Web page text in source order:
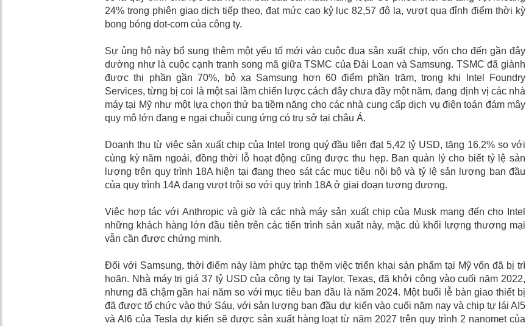
24% trong phiên giao dịch tiếp theo, đạt mức cao kỷ lục 82,57 đô la, vượt qua đỉnh điểm thời kỳ
bong bóng dot-com của công ty.
Sự ủng hộ này bổ sung thêm một yếu tố mới vào cuộc đua sản xuất chip, vốn cho đến gần đây
dường như là cuộc cạnh tranh song mã giữa TSMC của Đài Loan và Samsung. TSMC đã giành
được thị phần gần 70%, bỏ xa Samsung hơn 60 điểm phần trăm, trong khi Intel Foundry
Services, từng bị coi là một sai lầm chiến lược cách đây chưa đầy một năm, đang định vị các nhà
máy tại Mỹ như một lựa chọn thứ ba tiềm năng cho các nhà cung cấp dịch vụ điện toán đám mây
quy mô lớn đang e ngại chuỗi cung ứng có trụ sở tại châu Á.
Doanh thu từ việc sản xuất chip của Intel trong quý đầu tiên đạt 5,42 tỷ USD, tăng 16,2% so với
cùng kỳ năm ngoái, đồng thời lỗ hoạt động cũng được thu hẹp. Ban quản lý cho biết tỷ lệ sản
lượng trên quy trình 18A hiện tại đang theo sát các mục tiêu nội bộ và tỷ lệ sản lượng ban đầu
của quy trình 14A đang vượt trội so với quy trình 18A ở giai đoạn tương đương.
Việc hợp tác với Anthropic và giờ là các nhà máy sản xuất chip của Musk mang đến cho Intel
những khách hàng lớn đầu tiên trên các tiến trình sản xuất này, mặc dù khối lượng thương mại
vẫn cần được chứng minh.
Đối với Samsung, thời điểm này làm phức tạp thêm việc triển khai sản phẩm tại Mỹ vốn đã bị trì
hoãn. Nhà máy trị giá 37 tỷ USD của công ty tại Taylor, Texas, đã khởi công vào cuối năm 2022,
nhưng đã chậm gần hai năm so với mục tiêu ban đầu là năm 2024. Một buổi lễ bàn giao thiết bị
đã được tổ chức vào thứ Sáu, với sản lượng ban đầu dự kiến ​​vào cuối năm nay và chip tự lái AI5
và AI6 của Tesla dự kiến ​​sẽ được sản xuất hàng loạt từ năm 2027 trên quy trình 2 nanomet của